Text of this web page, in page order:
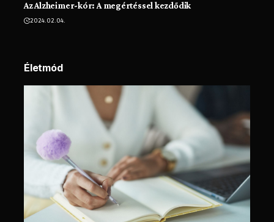
Az Alzheimer-kór: A megértéssel kezdődik
2024.02.04.
Életmód